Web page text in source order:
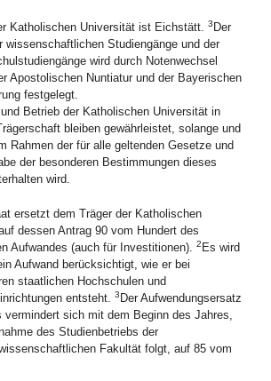
Katholischen Universität ist Eichstätt. 3 Der
wissenschaftlichen Studiengänge und der
wird durch Notenwechsel
Apostolischen Nuntiatur und der Bayerischen
festgelegt.
Betrieb der Katholischen Universität in
bleiben gewährleistet, solange und
Rahmen der für alle geltenden Gesetze und
der besonderen Bestimmungen dieses
wird.
ersetzt dem Träger der Katholischen
dessen Antrag 90 vom Hundert des
Aufwandes (auch für Investitionen). 2 Es wird
Aufwand berücksichtigt, wie er bei
staatlichen Hochschulen und
entsteht. 3 Der Aufwendungsersatz
vermindert sich mit dem Beginn des Jahres,
des Studienbetriebs der
Fakultät folgt, auf 85 vom